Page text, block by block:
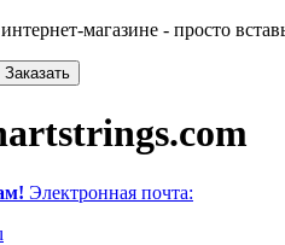
магазине - просто
Электронная почта: